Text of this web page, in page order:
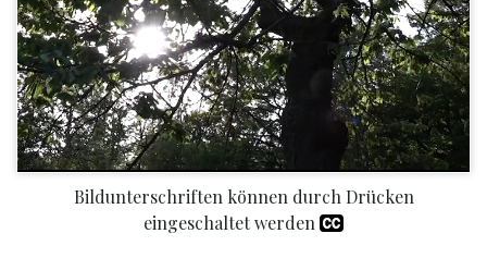
Bildunterschriften können durch Drücken
eingeschaltet werden